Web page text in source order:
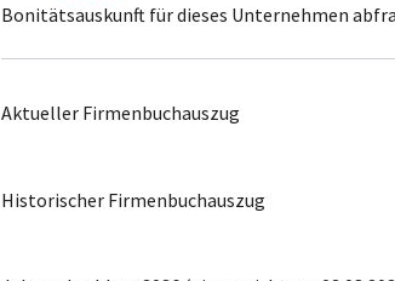
Bonitätsauskunft für dieses Unternehmen
Aktueller Firmenbuchauszug
Historischer Firmenbuchauszug